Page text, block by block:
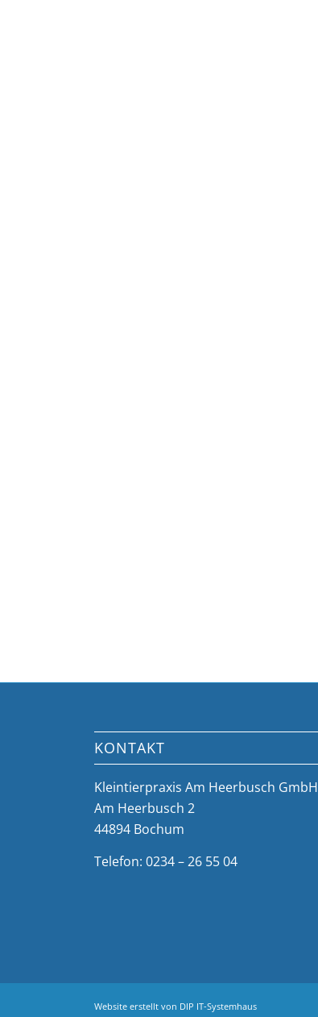
KONTAKT
Kleintierpraxis Am Heerbusch GmbH
Am Heerbusch 2
44894 Bochum
Telefon: 0234 – 26 55 04
Website erstellt von DIP IT-Systemhaus